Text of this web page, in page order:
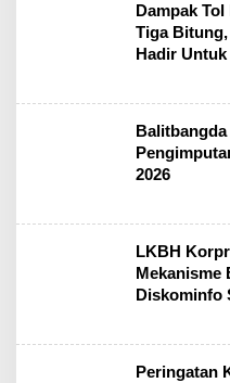
Dampak
Tiga
Hadir
2026
LKBH
Mekanisme
Diskominfo
Peringatan